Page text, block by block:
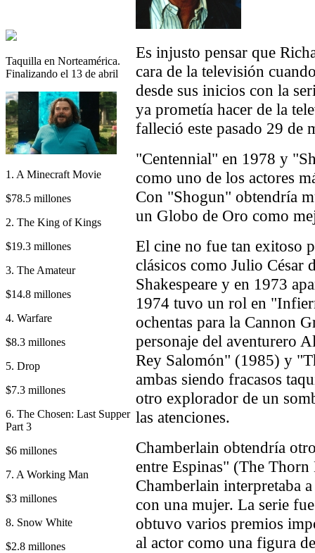
Taquilla en Norteamérica.
Finalizando el 13 de abril
1. A Minecraft Movie
$78.5 millones
2. The King of Kings
$19.3 millones
3. The Amateur
$14.8 millones
4. Warfare
$8.3 millones
5. Drop
$7.3 millones
6. The Chosen: Last Supper
Part 3
$6 millones
7. A Working Man
$3 millones
8. Snow White
$2.8 millones
Es injusto pensar que
cara de la televisión
desde sus inicios con la
ya prometía hacer de la
falleció este pasado 29 de
"Centennial" en 1978 y
como uno de los actores
Con "Shogun" obtendría
un Globo de Oro como
El cine no fue tan exitoso
clásicos como Julio César
Shakespeare y en 1973
1974 tuvo un rol en
ochentas para la Cannon
personaje del aventurero
Rey Salomón" (1985) y
ambas siendo fracasos
otro explorador de un
las atenciones.
Chamberlain obtendría
entre Espinas" (The
Chamberlain interpretaba
con una mujer. La serie
obtuvo varios premios
al actor como una figura